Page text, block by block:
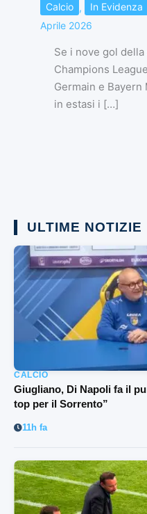
Calcio , In Evidenza
Aprile 2026
Se i nove gol
Champions
Germain e Bayern
in estasi i […]
ULTIME NOTIZIE
CALCIO
Giugliano, Di Napoli fa il
top per il Sorrento”
11h fa